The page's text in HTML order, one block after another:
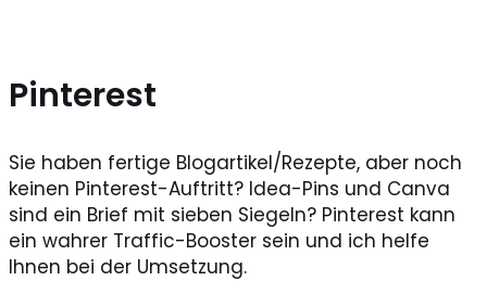
Pinterest
Sie haben fertige Blogartikel/Rezepte, aber noch
keinen Pinterest-Auftritt? Idea-Pins und Canva
sind ein Brief mit sieben Siegeln? Pinterest kann
ein wahrer Traffic-Booster sein und ich helfe
Ihnen bei der Umsetzung.